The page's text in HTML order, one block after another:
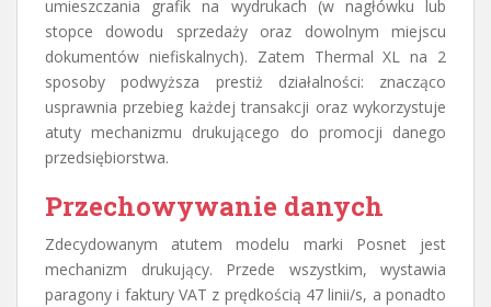
umieszczania grafik na wydrukach (w nagłówku lub
stopce dowodu sprzedaży oraz dowolnym miejscu
dokumentów niefiskalnych). Zatem Thermal XL na 2
sposoby podwyższa prestiż działalności: znacząco
usprawnia przebieg każdej transakcji oraz wykorzystuje
atuty mechanizmu drukującego do promocji danego
przedsiębiorstwa.
Przechowywanie danych
Zdecydowanym atutem modelu marki Posnet jest
mechanizm drukujący. Przede wszystkim, wystawia
paragony i faktury VAT z prędkością 47 linii/s, a ponadto